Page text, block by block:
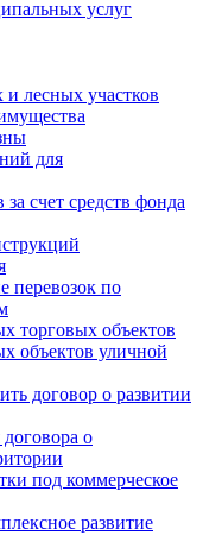
услуг
лесных участков
для
счет средств фонда
перевозок по
торговых объектов
объектов уличной
договор о развитии
о
под коммерческое
развитие